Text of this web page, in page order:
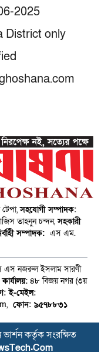
2025
District only
টেপা,সহযোগী সম্পাদক:
তাহনুন চন্দন,সহকারী
সম্পাদক: এস এম.
নজরুল ইসলাম সারণী
৪৮ বিজয় নগর (৩য়
ই-মেইল:
ফোন: ৯৫৭৮৮৩১
কর্তৃক সংরক্ষিত